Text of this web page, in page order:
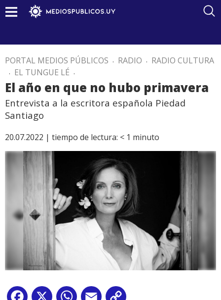
PORTAL MEDIOS PÚBLICOS . RADIO . RADIO CULTURA
. EL TUNGUE LÉ .
El año en que no hubo primavera
Entrevista a la escritora española Piedad
Santiago
20.07.2022 | tiempo de lectura: < 1 minuto